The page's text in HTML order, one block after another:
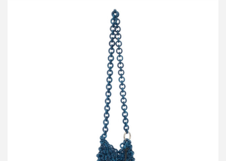
ジルサンダー Link Crossbody Small リンククロスボディバッグ
買取金額9,600円
詳しく見る